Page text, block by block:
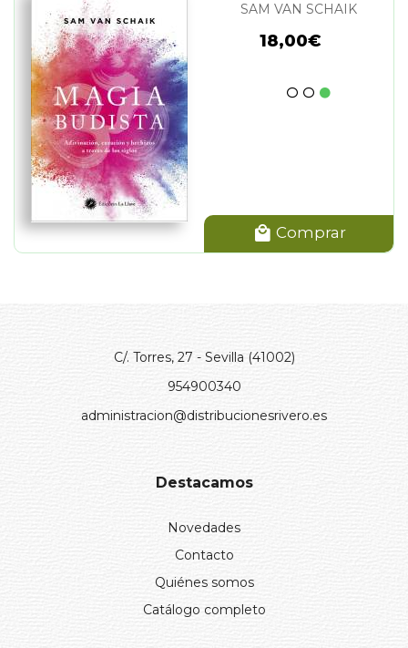
SAM VAN SCHAIK
18,00€
Comprar
C/. Torres, 27 - Sevilla (41002)
954900340
administracion@distribucionesrivero.es
Destacamos
Novedades
Contacto
Quiénes somos
Catálogo completo